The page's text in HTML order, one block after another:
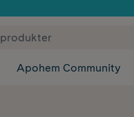
✓ Fri frakt
Apohem Community